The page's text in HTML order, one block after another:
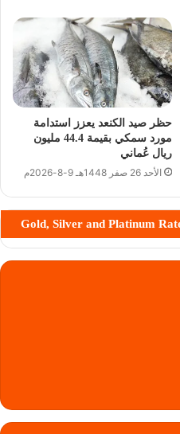
حظر صيد الكنعد يعزز استدامة
مورد سمكي بقيمة 44.4 مليون
ريال عُماني
الأحد 26 صفر 1448هـ 9-8-2026م